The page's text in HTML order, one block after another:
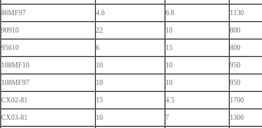
86MF97 4.6 6.8 1130
90910 22 10 800
95610 6 15 800
108MF10 10 10 950
108MF97 10 10 950
CX02-81 15 4.5 1700
CX03-81 10 7 1300